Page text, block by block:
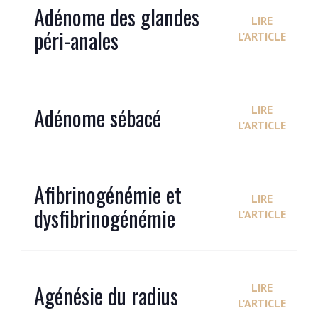
Adénome des glandes
péri-anales
LIRE
L'ARTICLE
Adénome sébacé
LIRE
L'ARTICLE
Afibrinogénémie et
dysfibrinogénémie
LIRE
L'ARTICLE
Agénésie du radius
LIRE
L'ARTICLE